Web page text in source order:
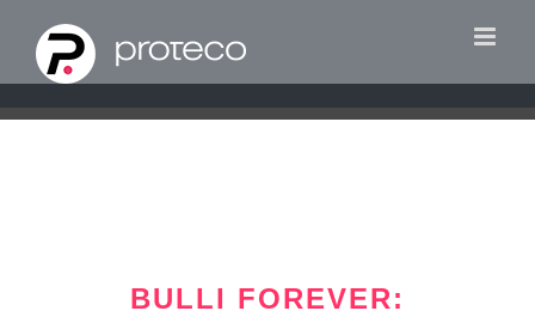
Inhalt
springen
BULLI FOREVER: